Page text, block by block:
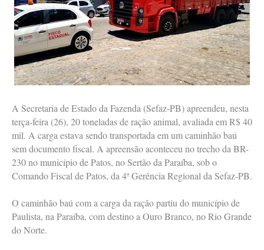
A Secretaria de Estado da Fazenda (Sefaz-PB) apreendeu, nesta
terça-feira (26), 20 toneladas de ração animal, avaliada em R$ 40
mil. A carga estava sendo transportada em um caminhão baú
sem documento fiscal. A apreensão aconteceu no trecho da BR-
230 no município de Patos, no Sertão da Paraíba, sob o
Comando Fiscal de Patos, da 4ª Gerência Regional da Sefaz-PB.
O caminhão baú com a carga da ração partiu do município de
Paulista, na Paraíba, com destino a Ouro Branco, no Rio Grande
do Norte.